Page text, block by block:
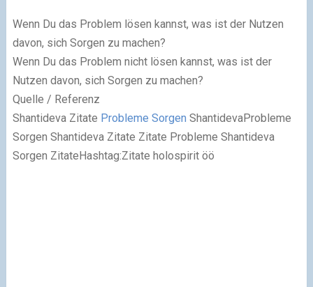
Wenn Du das Problem lösen kannst, was ist der Nutzen
davon, sich Sorgen zu machen?
Wenn Du das Problem nicht lösen kannst, was ist der
Nutzen davon, sich Sorgen zu machen?
Quelle / Referenz
Shantideva Zitate Probleme Sorgen ShantidevaProbleme
Sorgen Shantideva Zitate Zitate Probleme Shantideva
Sorgen ZitateHashtag:Zitate holospiritöö